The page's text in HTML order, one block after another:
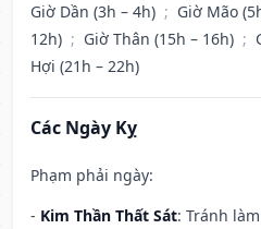
Giờ Dần (3h – 4h) ; Giờ Mão
12h) ; Giờ Thân (15h – 16h) ;
Hợi (21h – 22h)
Các Ngày Kỵ
Phạm phải ngày:
- Kim Thần Thất Sát: Tránh